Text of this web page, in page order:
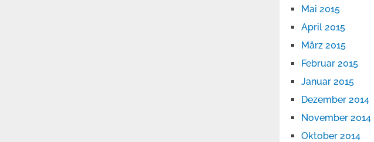
Mai 2015
April 2015
März 2015
Februar 2015
Januar 2015
Dezember 2014
November 2014
Oktober 2014